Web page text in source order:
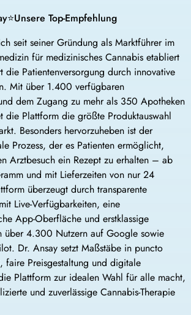
⭐Unsere Top-Empfehlung
seit seiner Gründung als Marktführer im
für medizinisches Cannabis etabliert
die Patientenversorgung durch innovative
Mit über 1.400 verfügbaren
dem Zugang zu mehr als 350 Apotheken
die Plattform die größte Produktauswahl
Besonders hervorzuheben ist der
Prozess, der es Patienten ermöglicht,
Arztbesuch ein Rezept zu erhalten – ab
und mit Lieferzeiten von nur 24
überzeugt durch transparente
Live-Verfügbarkeiten, eine
App-Oberfläche und erstklassige
über 4.300 Nutzern auf Google sowie
Dr. Ansay setzt Maßstäbe in puncto
faire Preisgestaltung und digitale
Plattform zur idealen Wahl für alle macht,
und zuverlässige Cannabis-Therapie